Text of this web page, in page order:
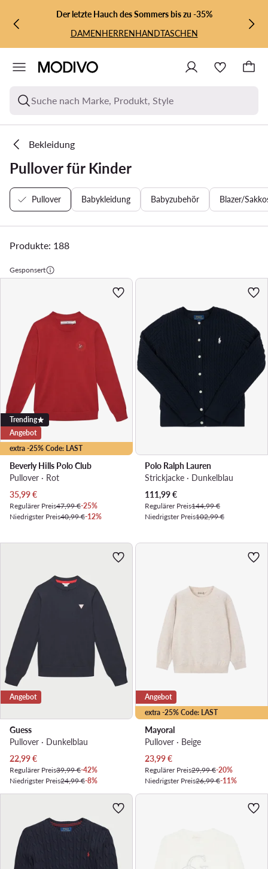
ZUM HAUPTINHALT SPRINGEN
ZUR SUCHEDer letzte Hauch des Sommers bis zu -35%
DAMENHERRENHANDTASCHEN
Suche nach Marke, Produkt, Style
Bekleidung
Pullover für Kinder
Pullover Babykleidung Babyzubehör Blazer/
Produkte: 188
Gesponsert
extra -25% Code: LAST
Trending
Angebot
Beverly Hills Polo Club
Pullover · Rot
Aktueller Preis
35,99€
Regulärer Preis47,99 €-25%
Niedrigster Preis40,99 €-12%
Polo Ralph Lauren
Strickjacke · Dunkelblau
Aktueller Preis
111,99€
Regulärer Preis144,99 €
Niedrigster Preis102,99 €
Angebot
Guess
Pullover · Dunkelblau
Aktueller Preis
22,99€
Regulärer Preis39,99 €-42%
Niedrigster Preis24,99 €-8%
extra -25% Code: LAST
Angebot
Mayoral
Pullover · Beige
Aktueller Preis
23,99€
Regulärer Preis29,99 €-20%
Niedrigster Preis26,99 €-11%